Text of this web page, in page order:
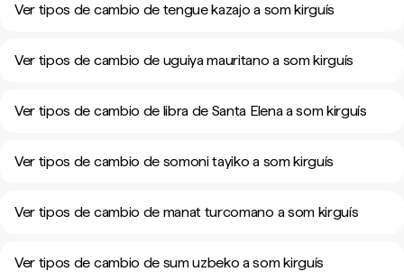
Ver tipos de cambio de tengue kazajo a som kirguís
Ver tipos de cambio de uguiya mauritano a som kirguís
Ver tipos de cambio de libra de Santa Elena a som kirguís
Ver tipos de cambio de somoni tayiko a som kirguís
Ver tipos de cambio de manat turcomano a som kirguís
Ver tipos de cambio de sum uzbeko a som kirguís